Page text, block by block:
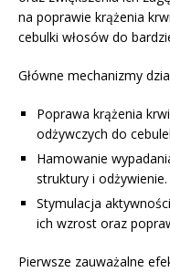
na poprawie krążenia
cebulki włosów do
Główne mechanizmy
Poprawa krążenia
odżywczych do
Hamowanie
struktury i odżywienie.
Stymulacja
ich wzrost oraz
Pierwsze zauważalne